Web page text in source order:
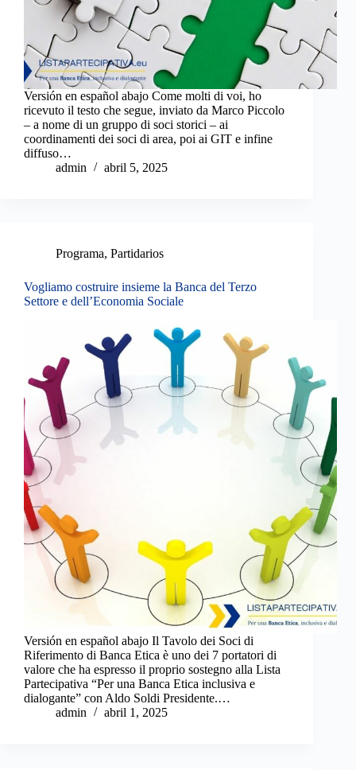
Versión en español abajo Come molti di voi, ho
ricevuto il testo che segue, inviato da Marco Piccolo
– a nome di un gruppo di soci storici – ai
coordinamenti dei soci di area, poi ai GIT e infine
diffuso…
admin
abril 5, 2025
Programa, Partidarios
Vogliamo costruire insieme la Banca del Terzo
Settore e dell’Economia Sociale
Versión en español abajo Il Tavolo dei Soci di
Riferimento di Banca Etica è uno dei 7 portatori di
valore che ha espresso il proprio sostegno alla Lista
Partecipativa “Per una Banca Etica inclusiva e
dialogante” con Aldo Soldi Presidente.…
admin
abril 1, 2025